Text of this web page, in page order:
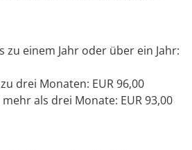
zu einem Jahr oder über ein Jahr:
drei Monaten: EUR 96,00
als drei Monate: EUR 93,00